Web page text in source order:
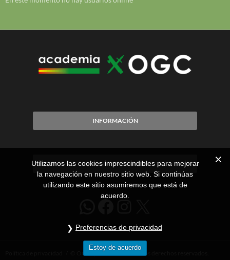
INFORMACIÓN
CITA PREVIA
WhatsApp
Facebook
Instagram
© OGCoposiciones. Todos los derechos reservados.
Utilizamos las cookies imprescindibles para mejorar
la navegación en nuestro sitio web. Si continúas
utilizando este sitio asumiremos que está de
acuerdo.
Preferencias de privacidad
Estoy de acuerdo